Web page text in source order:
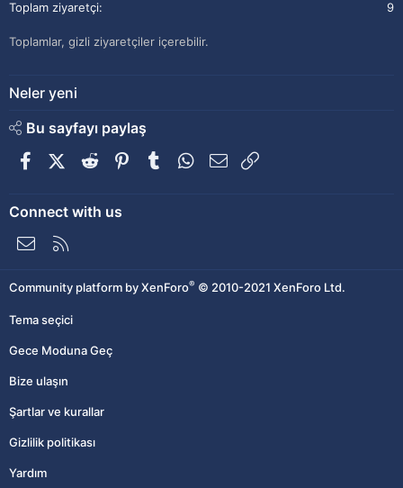
Toplam ziyaretçi 9
Toplamlar, gizli ziyaretçiler içerebilir.
Neler yeni
Bu sayfayı paylaş
FacebookX (Twitter)
Reddit PinterestTumblrWhatsApp
E-posta
Connect with us
Bize ulaşın
Community platform by XenForo® © 2010-2021 XenForo Ltd.
Tema seçici
Gece Moduna Geç
Bize ulaşın
Şartlar ve kurallar
Gizlilik politikası
Yardım